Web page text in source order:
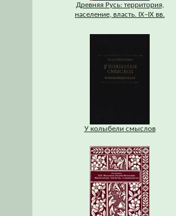
Древняя Русь: территория,
население, власть. IХ–IХ вв.
У колыбели смыслов